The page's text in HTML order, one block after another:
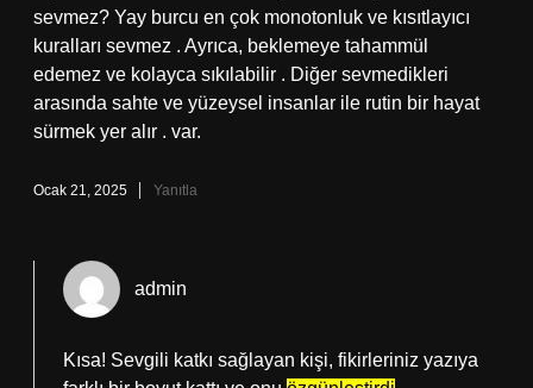
sevmez? Yay burcu en çok monotonluk ve kısıtlayıcı
kuralları sevmez . Ayrıca, beklemeye tahammül
edemez ve kolayca sıkılabilir . Diğer sevmedikleri
arasında sahte ve yüzeysel insanlar ile rutin bir hayat
sürmek yer alır . var.
Ocak 21, 2025 Yanıtla
admin
Kısa! Sevgili katkı sağlayan kişi, fikirleriniz yazıya